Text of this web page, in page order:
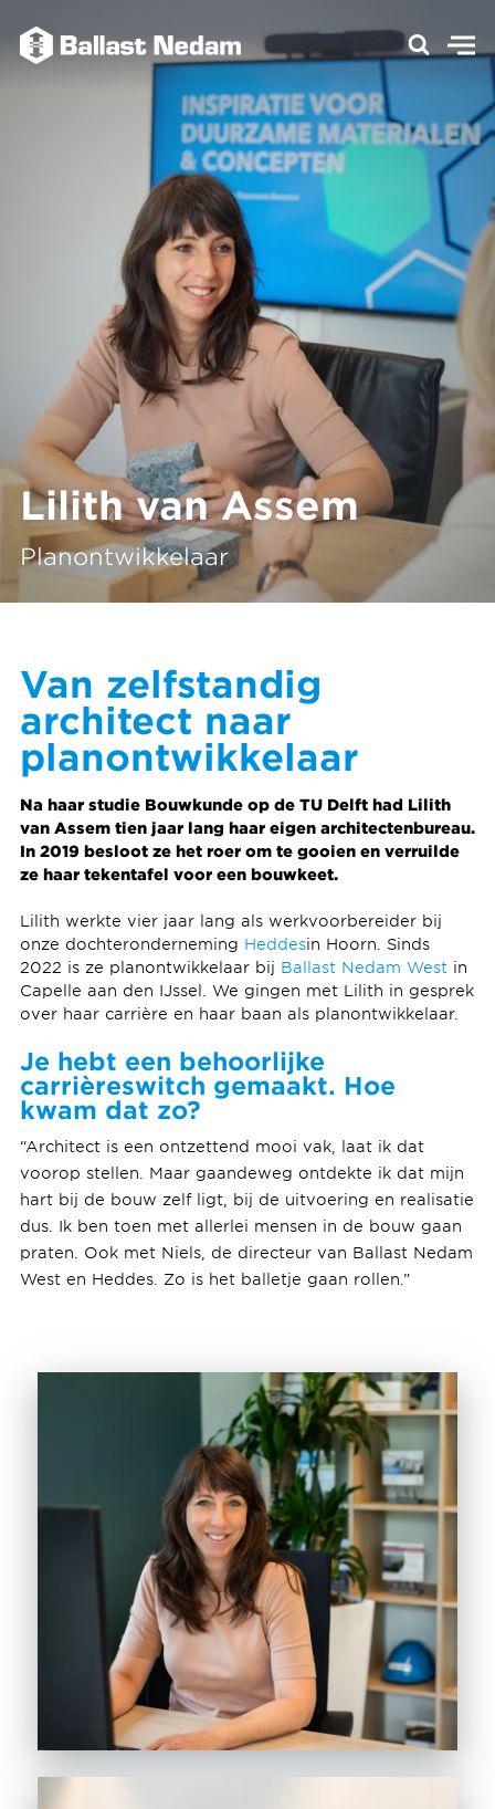
Lilith van Assem
Planontwikkelaar
Van zelfstandig
architect naar
planontwikkelaar
Na haar studie Bouwkunde op de TU Delft had Lilith
van Assem tien jaar lang haar eigen architectenbureau.
In 2019 besloot ze het roer om te gooien en verruilde
ze haar tekentafel voor een bouwkeet.
Lilith werkte vier jaar lang als werkvoorbereider bij
onze dochteronderneming Heddesin Hoorn. Sinds
2022 is ze planontwikkelaar bij Ballast Nedam Westin
Capelle aan den IJssel. We gingen met Lilith in gesprek
over haar carrière en haar baan als planontwikkelaar.
Je hebt een behoorlijke
carrièreswitch gemaakt. Hoe
kwam dat zo?
“Architect is een ontzettend mooi vak, laat ik dat
voorop stellen. Maar gaandeweg ontdekte ik dat mijn
hart bij de bouw zelf ligt, bij de uitvoering en realisatie
dus. Ik ben toen met allerlei mensen in de bouw gaan
praten. Ook met Niels, de directeur van Ballast Nedam
West en Heddes. Zo is het balletje gaan rollen.”